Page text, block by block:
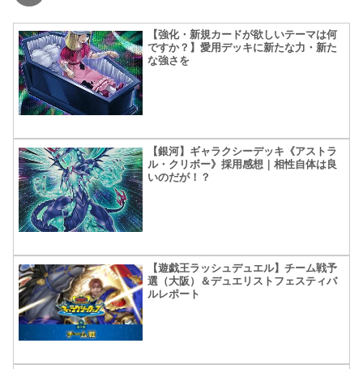
【強化・新規カードが欲しいテーマは何
ですか？】愛用デッキに新たな力・新た
な強さを
【銀河】ギャラクシーデッキ《アストラ
ル・クリボー》採用感想｜相性自体は良
いのだが！？
【遊戯王ラッシュデュエル】チーム戦予
選（大阪）＆デュエリストフェスティバ
ルレポート